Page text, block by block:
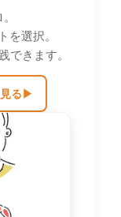
選択。
きます。
る▶